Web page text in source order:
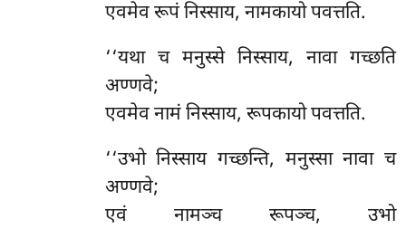
एवमेव रूपं निस्साय, नामकायो पवत्तति.
‘‘यथा च मनुस्से निस्साय, नावा गच्छति
अण्णवे;
एवमेव नामं निस्साय, रूपकायो पवत्तति.
‘‘उभोनिस्साय गच्छन्ति, मनुस्सा नावा च
अण्णवे;
एवं नामञ्च रूपञ्च, उभो